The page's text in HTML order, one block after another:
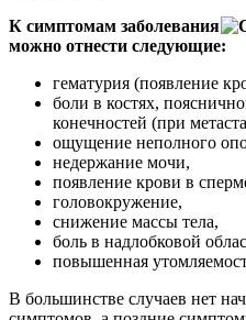
К симптомам заболевания
можно отнести следующие:
гематурия (появление
боли в костях,
конечностей (при
ощущение неполного
недержание мочи,
появление крови в
головокружение,
снижение массы тела,
боль в надлобковой
повышенная
В большинстве случаев нет